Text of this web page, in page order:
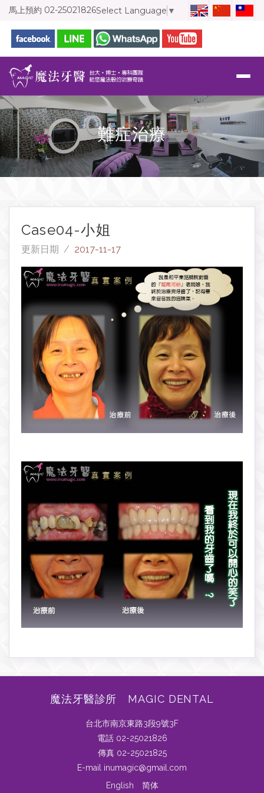
馬上預約 02-25021826Select Language ▼
難症治療
Case04-小姐
更新日期 / 2017-11-17
魔法牙醫診所 MAGIC DENTAL
台北市南京東路3段9號3F
電話 02-25021826
傳真 02-25021825
E-mail inumagic@gmail.com
English
简体